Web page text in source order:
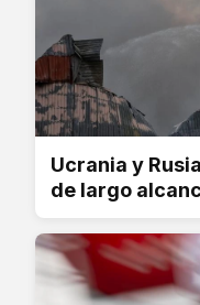
Ucrania y
de largo